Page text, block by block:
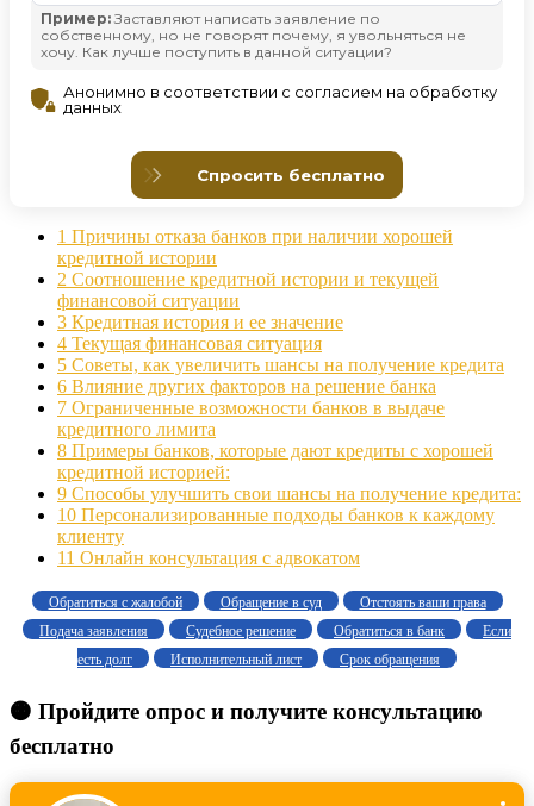
1 Причины отказа банков при наличии хорошей
кредитной истории
2 Соотношение кредитной истории и текущей
финансовой ситуации
3 Кредитная история и ее значение
4 Текущая финансовая ситуация
5 Советы, как увеличить шансы на получение кредита
6 Влияние других факторов на решение банка
7 Ограниченные возможности банков в выдаче
кредитного лимита
8 Примеры банков, которые дают кредиты с хорошей
кредитной историей:
9 Способы улучшить свои шансы на получение кредита:
10 Персонализированные подходы банков к каждому
клиенту
11 Онлайн консультация с адвокатом
Обратиться с жалобой Обращение в суд
Отстоять ваши права
Подача заявления
Судебное решение Обратиться в банк
Если
есть долг
Исполнительный лист Срок обращения
🟠 Пройдите опрос и получите консультацию
бесплатно